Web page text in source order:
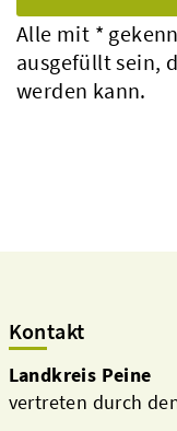
Alle mit *
ausgefüllt sein,
werden kann.
Kontakt
Landkreis Peine
vertreten durch